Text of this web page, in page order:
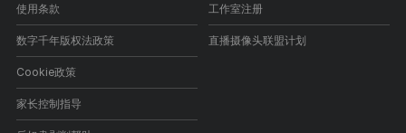
使用条款
数字千年版权法政策
Cookie政策
家长控制指导
工作室注册
直播摄像头联盟计划